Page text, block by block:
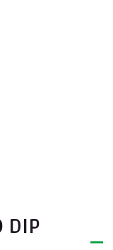
DIP